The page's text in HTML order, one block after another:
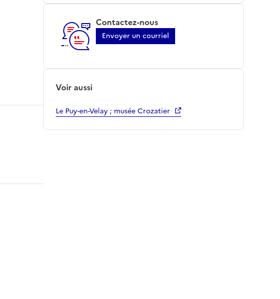
Contactez-nous
Envoyer un courriel
Voir aussi
Le Puy-en-Velay ; musée Crozatier